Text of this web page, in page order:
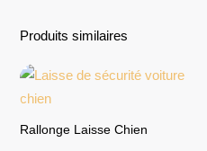
Produits similaires
Rallonge Laisse Chien